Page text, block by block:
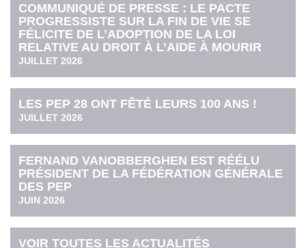
COMMUNIQUÉ DE PRESSE : LE PACTE
PROGRESSISTE SUR LA FIN DE VIE SE
FÉLICITE DE L’ADOPTION DE LA LOI
RELATIVE AU DROIT À L’AIDE À MOURIR
JUILLET 2026
LES PEP 28 ONT FÊTÉ LEURS 100 ANS !
JUILLET 2026
FERNAND VANOBBERGHEN EST RÉÉLU
PRÉSIDENT DE LA FÉDÉRATION GÉNÉRALE
DES PEP
JUIN 2026
VOIR TOUTES LES ACTUALITÉS